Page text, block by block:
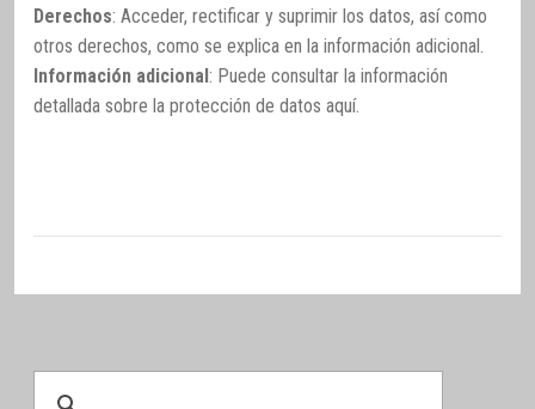
Derechos: Acceder, rectificar y suprimir los datos, así como
otros derechos, como se explica en la información adicional.
Información adicional : Puede consultar la información
detallada sobre la protección de datos aquí.